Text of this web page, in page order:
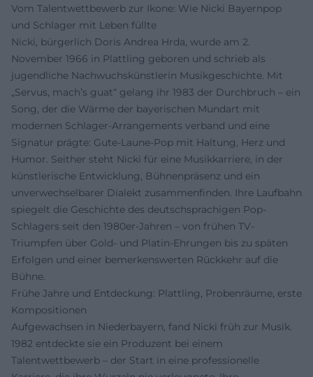
Vom Talentwettbewerb zur Ikone: Wie Nicki Bayernpop
und Schlager mit Leben füllte
Nicki, bürgerlich Doris Andrea Hrda, wurde am 2.
November 1966 in Plattling geboren und schrieb als
jugendliche Nachwuchskünstlerin Musikgeschichte. Mit
„Servus, mach’s guat“ gelang ihr 1983 der Durchbruch – ein
Song, der die Wärme der bayerischen Mundart mit
modernen Schlager-Arrangements verband und eine
Signatur prägte: Gute-Laune-Pop mit Haltung, Herz und
Humor. Seither steht Nicki für eine Musikkarriere, in der
künstlerische Entwicklung, Bühnenpräsenz und ein
unverwechselbarer Dialekt zusammenfinden. Ihre Laufbahn
spiegelt die Geschichte des deutschsprachigen Pop-
Schlagers seit den 1980er-Jahren – von frühen TV-
Triumpfen über Gold- und Platin-Ehrungen bis zu späten
Erfolgen und einer bemerkenswerten Rückkehr auf die
Bühne.
Frühe Jahre und Entdeckung: Plattling, Probenräume, erste
Kompositionen
Aufgewachsen in Niederbayern, fand Nicki früh zur Musik.
1982 entdeckte sie ein Produzent bei einem
Talentwettbewerb – der Start in eine professionelle